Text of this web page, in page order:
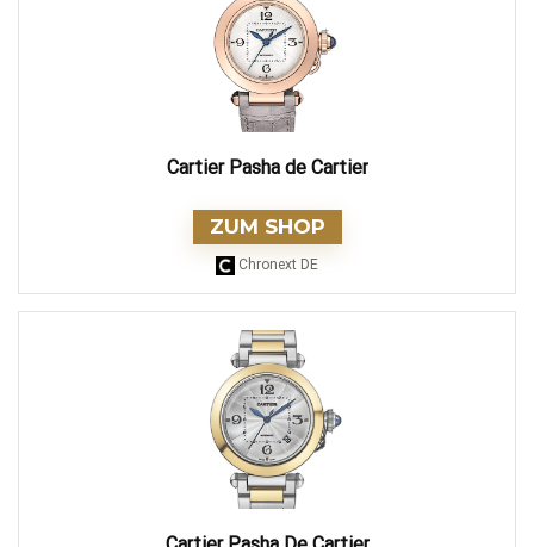
Cartier Pasha de Cartier
ZUM SHOP
Chronext DE